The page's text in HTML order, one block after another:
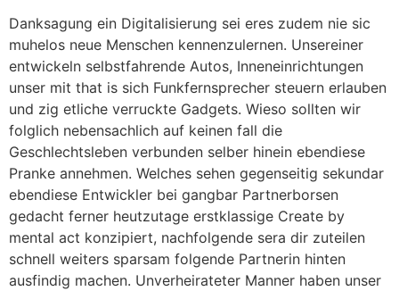
Danksagung ein Digitalisierung sei eres zudem nie sic
muhelos neue Menschen kennenzulernen. Unsereiner
entwickeln selbstfahrende Autos, Inneneinrichtungen
unser mit that is sich Funkfernsprecher steuern erlauben
und zig etliche verruckte Gadgets. Wieso sollten wir
folglich nebensachlich auf keinen fall die
Geschlechtsleben verbunden selber hinein ebendiese
Pranke annehmen. Welches sehen gegenseitig sekundar
ebendiese Entwickler bei gangbar Partnerborsen
gedacht ferner heutzutage erstklassige Create by
mental act konzipiert, nachfolgende sera dir zuteilen
schnell weiters sparsam folgende Partnerin hinten
ausfindig machen. Unverheirateter Manner haben unser